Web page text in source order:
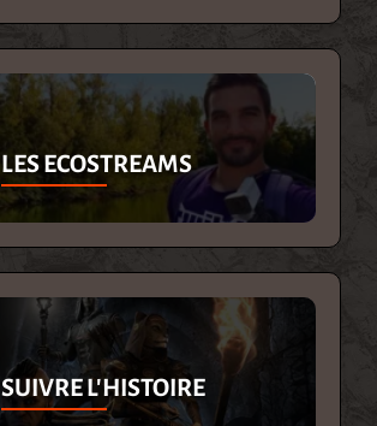
LES ECOSTREAMS
SUIVRE L'HISTOIRE